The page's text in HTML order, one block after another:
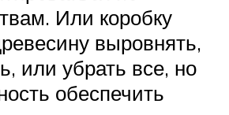
Или коробку
выровнять,
или убрать все, но
обеспечить